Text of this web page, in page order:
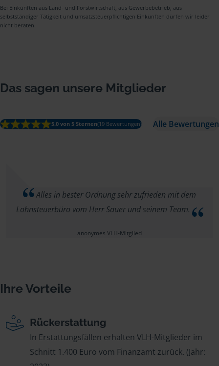
Bei Einkünften aus Land- und Forstwirtschaft, aus Gewerbebetrieb, aus
selbstständiger Tätigkeit und umsatzsteuerpflichtigen Einkünften dürfen wir leider
nicht beraten.
Das sagen unsere Mitglieder
5.0 von 5 Sternen(19 Bewertungen) Alle Bewertungen
Alles in bester Ordnung sehr zufrieden mit dem
Lohnsteuerbüro vom Herr Sauer und seinem Team.
anonymes VLH-Mitglied
Ihre Vorteile
Rückerstattung
In Erstattungsfällen erhalten VLH-Mitglieder im
Schnitt 1.400 Euro vom Finanzamt zurück. (Jahr: